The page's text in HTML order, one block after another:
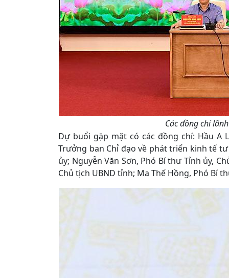
Các đồng chí
Dự buổi gặp mặt có các đồng chí: Hầu A
Trưởng ban Chỉ đạo về phát triển kinh tế
ủy; Nguyễn Văn Sơn, Phó Bí thư Tỉnh ủy,
Chủ tịch UBND tỉnh; Ma Thế Hồng, Phó Bí